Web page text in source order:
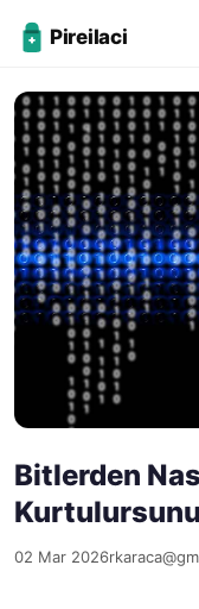
Pireilaci
Bitlerden
02 Mar 2026